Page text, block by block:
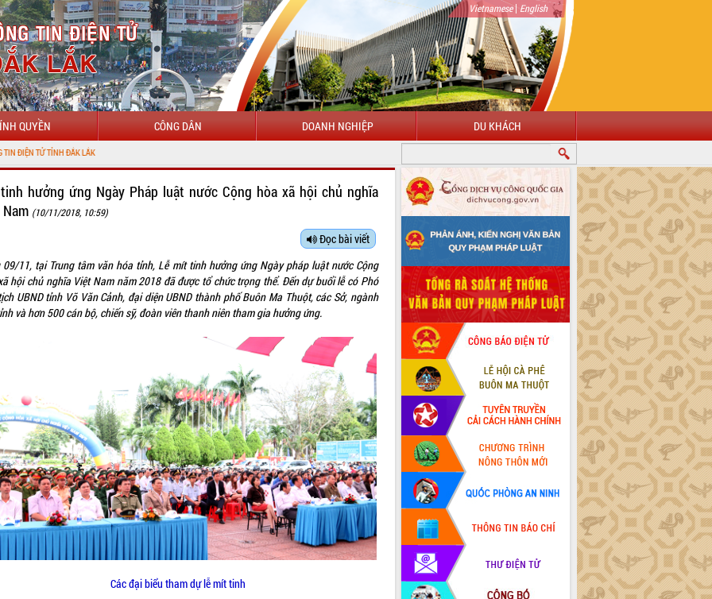
Vietnamese| English
QUYỀN CÔNG DÂN DOANH NGHIỆP DU KHÁCH
hưởng ứng Ngày Pháp luật nước Cộng hòa xã hội chủ nghĩa
(10/11/2018, 10:59)
Đọc bài viết
09/11, tại Trung tâm văn hóa tỉnh, Lễ mít tinh hưởng ứng Ngày pháp luật nước Cộng
hội chủ nghĩa Việt Nam năm 2018 đã được tổ chức trọng thể. Đến dự buổi lễ có Phó
UBND tỉnh Võ Văn Cảnh, đại diện UBND thành phố Buôn Ma Thuột, các Sở, ngành
và hơn 500 cán bộ, chiến sỹ, đoàn viên thanh niên tham gia hưởng ứng.
Các đại biểu tham dự lễ mít tinh